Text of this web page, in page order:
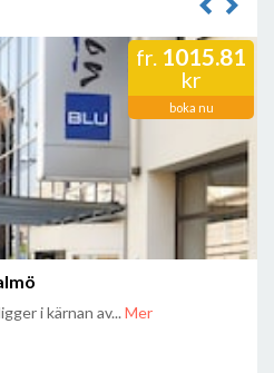
fr. 1015.81
kr
boka nu
i kärnan av... Mer